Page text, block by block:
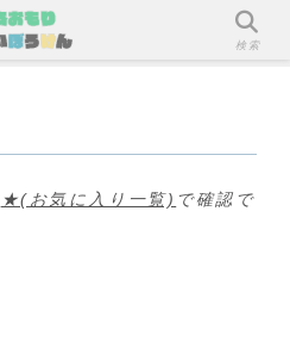
★(お気に入り一覧) で確認で
検索